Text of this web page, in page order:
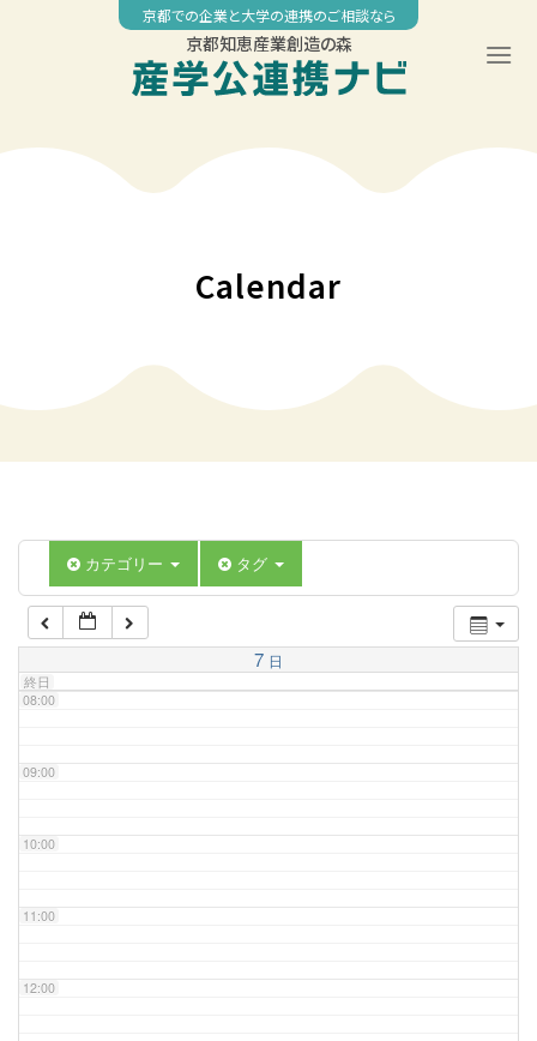
京都での企業と大学の連携のご相談なら
京都知恵産業創造の森
Calendar
カテゴリー タグ
7 日
終日
04:00
07:00
08:00
09:00
10:00
11:00
12:00